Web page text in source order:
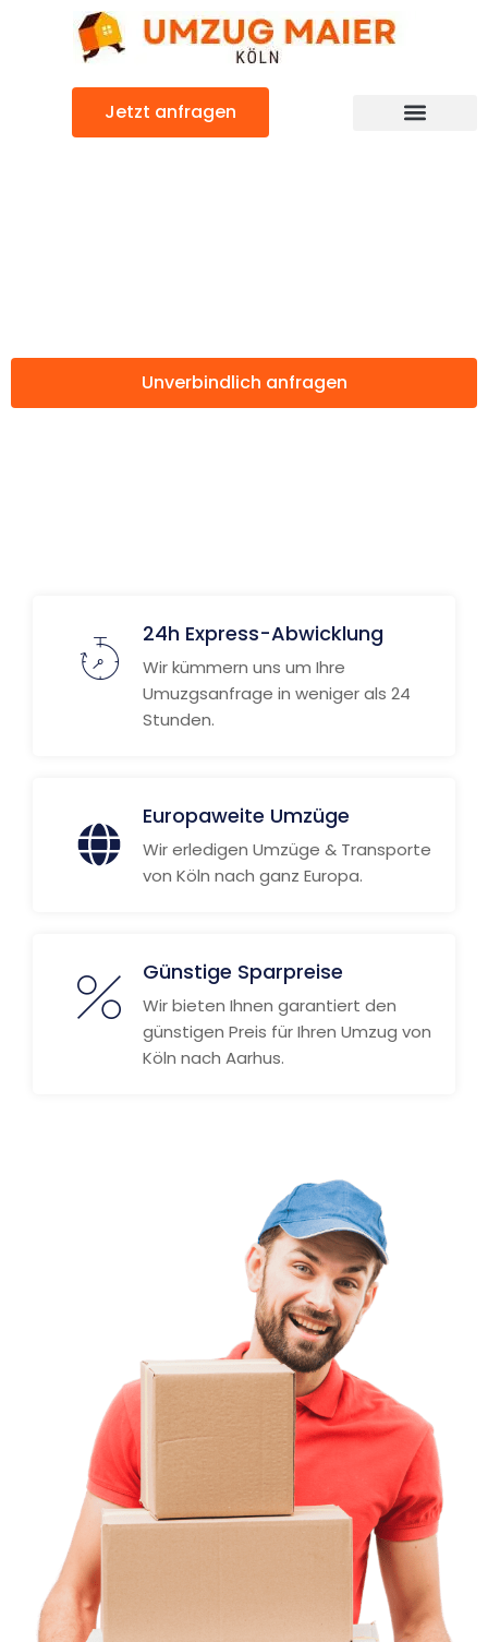
Jetzt anfragen
Unverbindlich anfragen
24h Express-Abwicklung
Wir kümmern uns um Ihre
Umuzgsanfrage in weniger als 24
Stunden.
Europaweite Umzüge
Wir erledigen Umzüge & Transporte
von Köln nach ganz Europa.
Günstige Sparpreise
Wir bieten Ihnen garantiert den
günstigen Preis für Ihren Umzug von
Köln nach Aarhus.